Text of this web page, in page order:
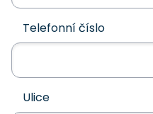
Telefonní číslo
Ulice